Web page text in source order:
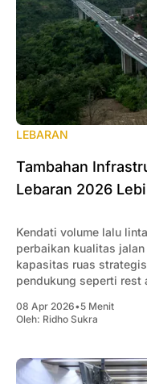
LEBARAN
Tambahan
Lebaran 2026
Kendati volume lalu
perbaikan kualitas
kapasitas ruas
pendukung seperti rest
08 Apr 2026•5 Menit
Oleh: Ridho Sukra